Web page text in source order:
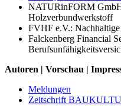
NATURinFORM
Holzverbundwerkstoff
FVHF e.V.: Nachhaltige
Falckenberg Financial
Autoren | Vorschau |
Meldungen
Zeitschrift